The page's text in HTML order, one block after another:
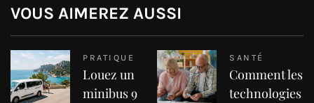
VOUS AIMEREZ AUSSI
PRATIQUE
Louez un
minibus 9
SANTÉ
Comment les
technologies